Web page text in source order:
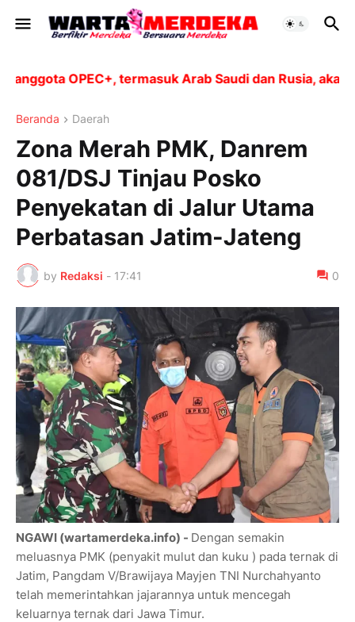
OPEC+, termasuk Arab Saudi dan Rusia, akan
Beranda Daerah
Zona Merah PMK, Danrem
081/DSJ Tinjau Posko
Penyekatan di Jalur Utama
Perbatasan Jatim-Jateng
by Redaksi - 17:41 0
NGAWI (wartamerdeka.info) - Dengan semakin
meluasnya PMK (penyakit mulut dan kuku ) pada ternak di
Jatim, Pangdam V/Brawijaya Mayjen TNI Nurchahyanto
telah memerintahkan jajarannya untuk mencegah
keluarnya ternak dari Jawa Timur.